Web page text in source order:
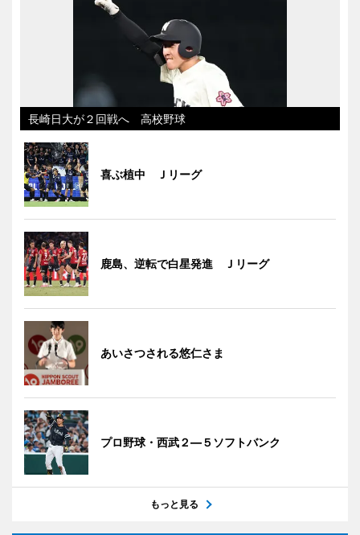
長崎日大が２回戦へ 高校野球
喜ぶ植中 Ｊリーグ
鹿島、逆転で白星発進 Ｊリーグ
あいさつされる悠仁さま
プロ野球・西武２―５ソフトバンク
もっと見る